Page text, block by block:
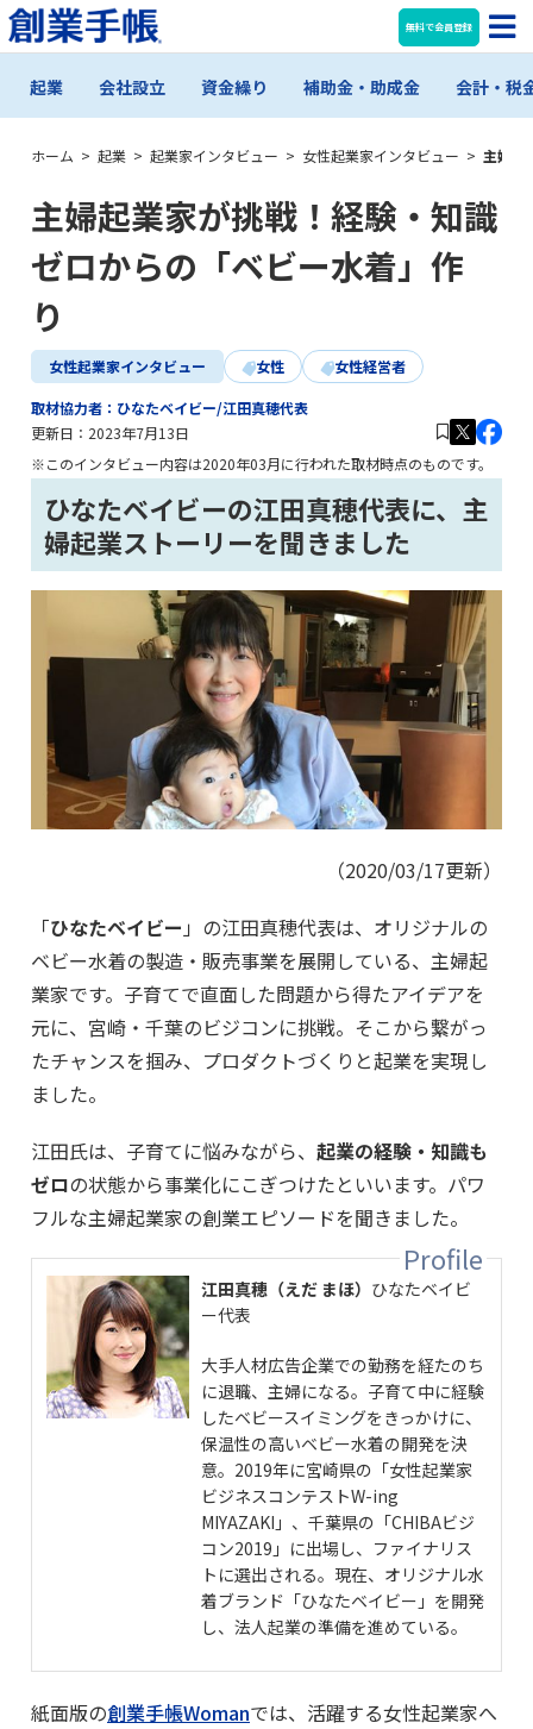
無料で会員登録
起業 会社設立 資金繰り 補助金・助成金 会計・税
ホーム > 起業 > 起業家インタビュー > 女性起業家インタビュー > 主婦起
主婦起業家が挑戦！経験・知識
ゼロからの「ベビー水着」作
り
女性起業家インタビュー 女性 女性経営者
取材協力者：ひなたベイビー/江田真穂代表
更新日： 2023年7月13日
※このインタビュー内容は2020年03月に行われた取材時点のものです。
ひなたベイビーの江田真穂代表に、主
婦起業ストーリーを聞きました
（2020/03/17更新）
「ひなたベイビー 」の江田真穂代表は、オリジナルの
ベビー水着の製造・販売事業を展開している、主婦起
業家です。子育てで直面した問題から得たアイデアを
元に、宮崎・千葉のビジコンに挑戦。そこから繋がっ
たチャンスを掴み、プロダクトづくりと起業を実現し
ました。
江田氏は、子育てに悩みながら、 起業の経験・知識も
ゼロの状態から事業化にこぎつけたといいます。パワ
フルな主婦起業家の創業エピソードを聞きました。
江田真穂（えだ まほ） ひなたベイビ
ー代表
大手人材広告企業での勤務を経たのち
に退職、主婦になる。子育て中に経験
したベビースイミングをきっかけに、
保温性の高いベビー水着の開発を決
意。2019年に宮崎県の「女性起業家
ビジネスコンテストW-ing
MIYAZAKI」、千葉県の「CHIBAビジ
コン2019」に出場し、ファイナリス
トに選出される。現在、オリジナル水
着ブランド「ひなたベイビー」を開発
し、法人起業の準備を進めている。
紙面版の創業手帳Womanでは、活躍する女性起業家へ